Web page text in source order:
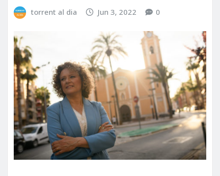
torrent al dia Jun 3, 2022 0